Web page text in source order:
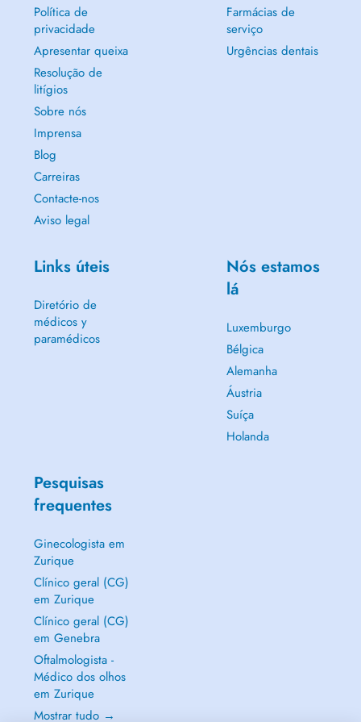
Política de
privacidade
Apresentar queixa
Resolução de
litígios
Sobre nós
Imprensa
Blog
Carreiras
Contacte-nos
Aviso legal
Farmácias de
serviço
Urgências dentais
Links úteis
Diretório de
médicos y
paramédicos
Nós estamos
lá
Luxemburgo
Bélgica
Alemanha
Áustria
Suíça
Holanda
Pesquisas
frequentes
Ginecologista em
Zurique
Clínico geral (CG)
em Zurique
Clínico geral (CG)
em Genebra
Oftalmologista -
Médico dos olhos
em Zurique
Mostrar tudo →